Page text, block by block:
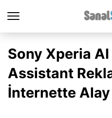
Sony Xperia
Assistant
İnternette